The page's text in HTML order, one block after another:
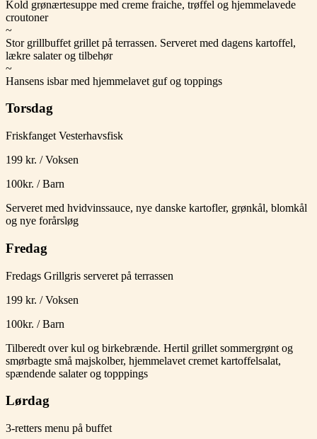
Kold grønærtesuppe med creme fraiche, trøffel og hjemmelavede
croutoner
~
Stor grillbuffet grillet på terrassen. Serveret med dagens kartoffel,
lækre salater og tilbehør
~
Hansens isbar med hjemmelavet guf og toppings
Torsdag
Friskfanget Vesterhavsfisk
199 kr. / Voksen
100kr. / Barn
Serveret med hvidvinssauce, nye danske kartofler, grønkål, blomkål
og nye forårsløg
Fredag
Fredags Grillgris serveret på terrassen
199 kr. / Voksen
100kr. / Barn
Tilberedt over kul og birkebrænde. Hertil grillet sommergrønt og
smørbagte små majskolber, hjemmelavet cremet kartoffelsalat,
spændende salater og topppings
Lørdag
3-retters menu på buffet